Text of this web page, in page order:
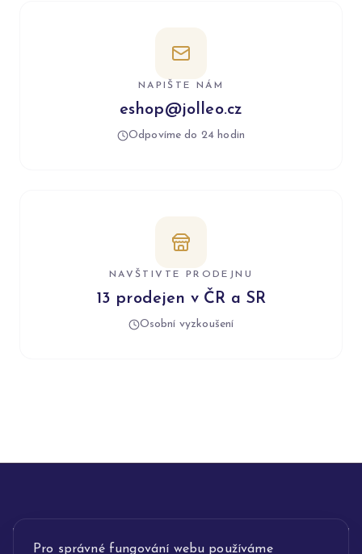
Pro správné fungování webu používáme
NAPIŠTE NÁM
eshop@jolleo.cz
Odpovíme do 24 hodin
NAVŠTIVTE PRODEJNU
13 prodejen v ČR a SR
Osobní vyzkoušení
INFORMACE